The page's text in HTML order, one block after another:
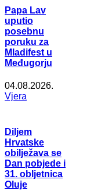
Papa Lav
uputio
posebnu
poruku za
Mladifest u
Međugorju
04.08.2026.
Vjera
Diljem
Hrvatske
obilježava se
Dan pobjede i
31. obljetnica
Oluje